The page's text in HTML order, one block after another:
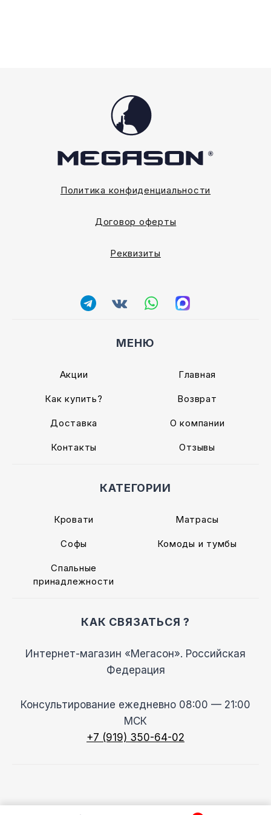
Политика конфиденциальности
Договор оферты
Реквизиты
МЕНЮ
Акции Главная
Как купить? Возврат
Доставка О компании
Контакты Отзывы
КАТЕГОРИИ
Кровати Матрасы
Софы Комоды и тумбы
Спальные
принадлежности
КАК СВЯЗАТЬСЯ ?
Интернет-магазин «Мегасон». Российская
Федерация
Консультирование ежедневно 08:00 — 21:00
МСК
+7 (919) 350-64-02